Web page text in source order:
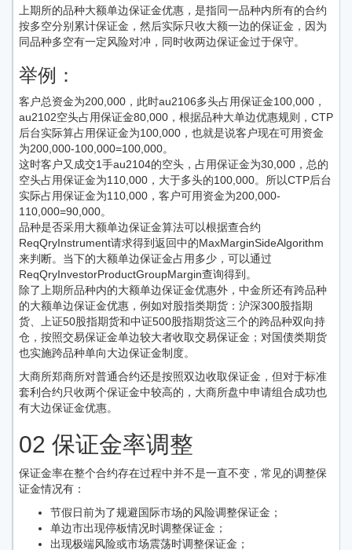
上期所的品种大额单边保证金优惠，是指同一品种内所有的合约
按多空分别累计保证金，然后实际只收大额一边的保证金，因为
同品种多空有一定风险对冲，同时收两边保证金过于保守。
举例：
客户总资金为200,000，此时au2106多头占用保证金100,000，
au2102空头占用保证金80,000，根据品种大单边优惠规则，CTP
后台实际算占用保证金为100,000，也就是说客户现在可用资金
为200,000-100,000=100,000。
这时客户又成交1手au2104的空头，占用保证金为30,000，总的
空头占用保证金为110,000，大于多头的100,000。所以CTP后台
实际占用保证金为110,000，客户可用资金为200,000-
110,000=90,000。
品种是否采用大额单边保证金算法可以根据查合约
ReqQryInstrument请求得到返回中的MaxMarginSideAlgorithm
来判断。当下的大额单边保证金占用多少，可以通过
ReqQryInvestorProductGroupMargin查询得到。
除了上期所品种内的大额单边保证金优惠外，中金所还有跨品种
的大额单边保证金优惠，例如对股指类期货：沪深300股指期
货、上证50股指期货和中证500股指期货这三个的跨品种双向持
仓，按照交易保证金单边较大者收取交易保证金；对国债类期货
也实施跨品种单向大边保证金制度。
大商所郑商所对普通合约还是按照双边收取保证金，但对于标准
套利合约只收两个保证金中较高的，大商所盘中申请组合成功也
有大边保证金优惠。
02 保证金率调整
保证金率在整个合约存在过程中并不是一直不变，常见的调整保
证金情况有：
节假日前为了规避国际市场的风险调整保证金；
单边市出现停板情况时调整保证金；
出现极端风险或市场震荡时调整保证金；